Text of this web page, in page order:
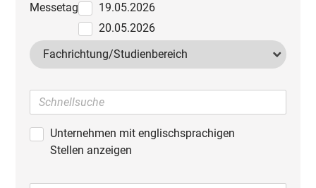
Messetag
19.05.2026
20.05.2026
Fachrichtung/Studienbereich
Unternehmen mit englischsprachigen
Stellen anzeigen